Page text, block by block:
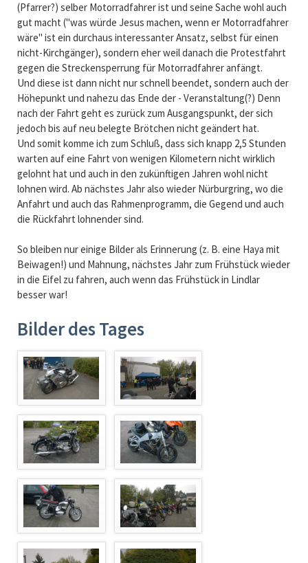
(Pfarrer?) selber Motorradfahrer ist und seine Sache wohl auch
gut macht ("was würde Jesus machen, wenn er Motorradfahrer
wäre" ist ein durchaus interessanter Ansatz, selbst für einen
nicht-Kirchgänger), sondern eher weil danach die Protestfahrt
gegen die Streckensperrung für Motorradfahrer anfängt.
Und diese ist dann nicht nur schnell beendet, sondern auch der
Höhepunkt und nahezu das Ende der - Veranstaltung(?) Denn
nach der Fahrt geht es zurück zum Ausgangspunkt, der sich
jedoch bis auf neu belegte Brötchen nicht geändert hat.
Und somit komme ich zum Schluß, dass sich knapp 2,5 Stunden
warten auf eine Fahrt von wenigen Kilometern nicht wirklich
gelohnt hat und auch in den zukünftigen Jahren wohl nicht
lohnen wird. Ab nächstes Jahr also wieder Nürburgring, wo die
Anfahrt und auch das Rahmenprogramm, die Gegend und auch
die Rückfahrt lohnender sind.
So bleiben nur einige Bilder als Erinnerung (z. B. eine Haya mit
Beiwagen!) und Mahnung, nächstes Jahr zum Frühstück wieder
in die Eifel zu fahren, auch wenn das Frühstück in Lindlar
besser war!
Bilder des Tages